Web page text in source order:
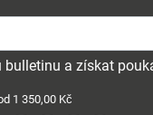
bulletinu a získat
1 350,00 Kč